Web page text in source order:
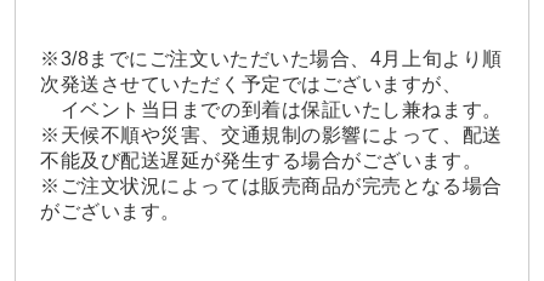
※3/8までにご注文いただいた場合、4月上旬より順
次発送させていただく予定ではございますが、
イベント当日までの到着は保証いたし兼ねます。
※天候不順や災害、交通規制の影響によって、配送
不能及び配送遅延が発生する場合がございます。
※ご注文状況によっては販売商品が完売となる場合
がございます。